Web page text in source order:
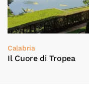
Calabria
Il Cuore di Tropea